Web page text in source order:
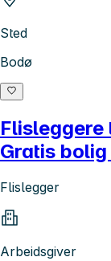
Sted
Bodø
Flisleggere
Gratis
Flislegger
Arbeidsgiver